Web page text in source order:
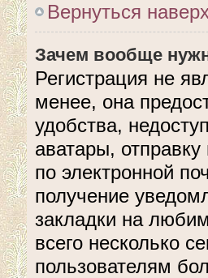
Вернуться
Зачем вообще
Регистрация не
менее, она
удобства,
аватары,
по электронной
получение
закладки на
всего несколько
пользователям